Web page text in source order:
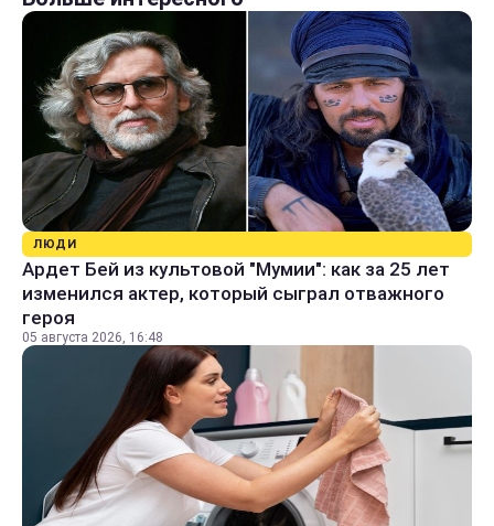
ЛЮДИ
Ардет Бей из культовой "Мумии": как за 25 лет
изменился актер, который сыграл отважного
героя
05 августа 2026, 16:48